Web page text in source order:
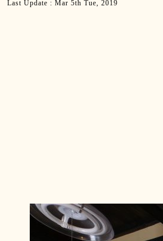
Last Update : Mar 5th Tue, 2019